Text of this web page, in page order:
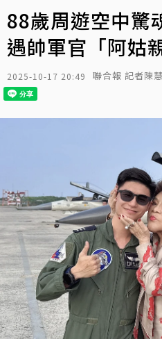
88歲周遊空中驚
遇帥軍官「阿姑
2025-10-17 20:49 聯合報 記者陳